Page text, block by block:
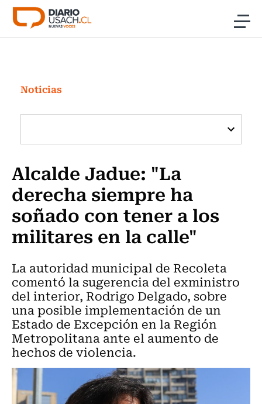
Click acá para ir directamente al contenido
Investigación
Cultura
Programas Radio y TV Usach
Noticias
Alcalde Jadue: "La
derecha siempre ha
soñado con tener a los
militares en la calle"
La autoridad municipal de Recoleta
comentó la sugerencia del exministro
del interior, Rodrigo Delgado, sobre
una posible implementación de un
Estado de Excepción en la Región
Metropolitana ante el aumento de
hechos de violencia.